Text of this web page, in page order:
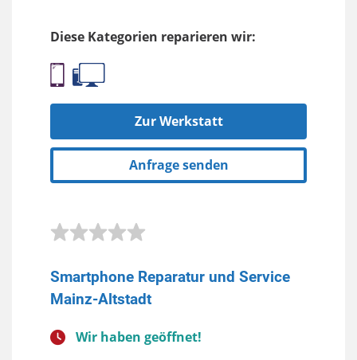
Diese Kategorien reparieren wir:
Zur Werkstatt
Anfrage senden
Smartphone Reparatur und Service
Mainz-Altstadt
Wir haben geöffnet!